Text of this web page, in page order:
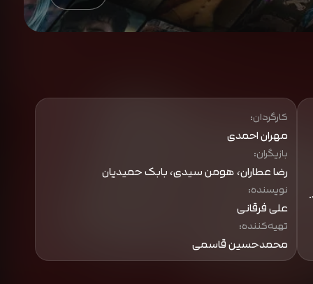
کارگردان:
مهران احمدی
بازیگران:
رضا عطاران، هومن سیدی، بابک حمیدیان
نویسنده:
علی فرقانی
تهیه‌کننده:
محمدحسین قاسمی